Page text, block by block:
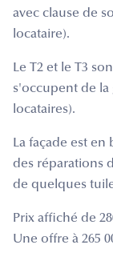
avec clause de
locataire).
Le T2 et le T3
s'occupent de la
locataires).
La façade est
des réparations
de quelques
Prix affiché de
Une offre à 265